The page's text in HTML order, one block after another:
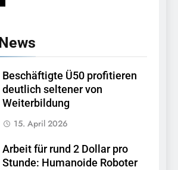
Beschäftigte Ü50 profitieren
deutlich seltener von
Weiterbildung
15. April 2026
Arbeit für rund 2 Dollar pro
Stunde: Humanoide Roboter